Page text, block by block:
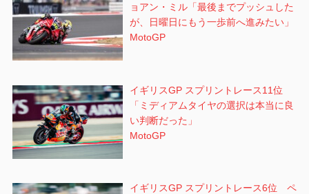
ョアン・ミル「最後までプッシュした
が、日曜日にもう一歩前へ進みたい」
MotoGP
イギリスGP スプリントレース11位
「ミディアムタイヤの選択は本当に良
い判断だった」
MotoGP
イギリスGP スプリントレース6位 ペ